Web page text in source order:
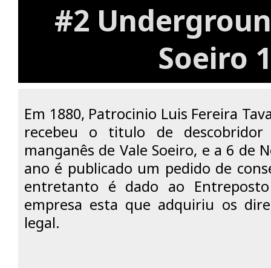
#2
Soeiro 1
Em 1880, Patrocinio Luis Fereira
recebeu o titulo de
manganês de Vale Soeiro, e a 6 de
ano é publicado um pedido de
entretanto é dado ao
empresa esta que adquiriu os
legal.